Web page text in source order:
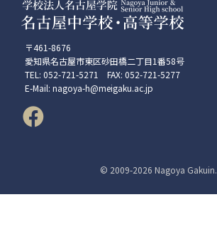
〒461-8676
愛知県名古屋市東区砂田橋二丁目1番58号
TEL: 052-721-5271 FAX: 052-721-5277
E-Mail: nagoya-h@meigaku.ac.jp
© 2009-2026 Nagoya Gakuin.